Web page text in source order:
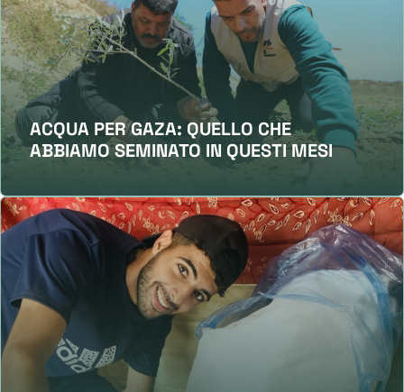
ACQUA PER GAZA: QUELLO CHE
ABBIAMO SEMINATO IN QUESTI MESI